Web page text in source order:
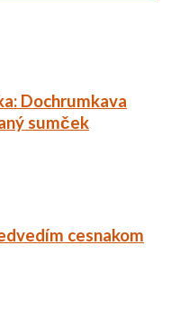
Dochrumkava
sumček
cesnakom